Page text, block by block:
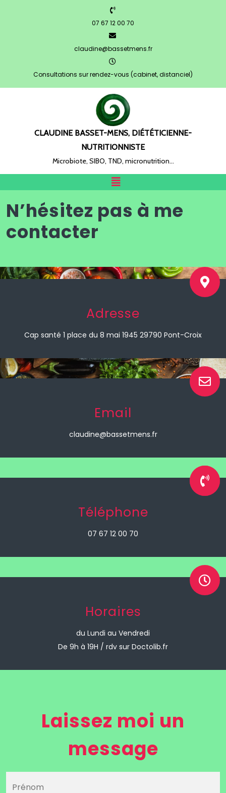
07 67 12 00 70
claudine@bassetmens.fr
Consultations sur rendez-vous (cabinet, distanciel)
CLAUDINE BASSET-MENS, DIÉTÉTICIENNE-
NUTRITIONNISTE
Microbiote, SIBO, TND, micronutrition…
N’hésitez pas à me
contacter
Adresse
Cap santé 1 place du 8 mai 1945 29790 Pont-Croix
Email
claudine@bassetmens.fr
Téléphone
07 67 12 00 70
Horaires
du Lundi au Vendredi
De 9h à 19H / rdv sur Doctolib.fr
Laissez moi un
message